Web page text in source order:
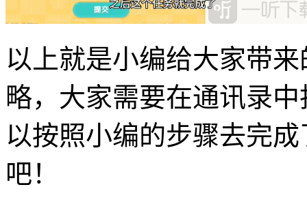
以上就是小编给大家带
略，大家需要在通讯录
以按照小编的步骤去完
吧！